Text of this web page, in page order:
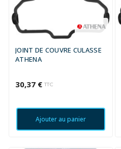
JOINT DE COUVRE CULASSE
ATHENA
30,37 € TTC
Ajouter au panier